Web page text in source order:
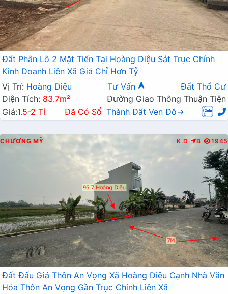
Đất Phân Lô 2 Mặt Tiến Tại Hoàng Diệu Sát Trục Chính
Kinh Doanh Liên Xã Giá Chỉ Hơn Tỷ
Vị Trí: Hoàng Diệu Tư Vấn
Đất Thổ Cư
Diện Tích: 83.7m²
Đường Giao Thông Thuận Tiện
Giá:1.5-2 Tỉ Đã Có Sổ Thành Đất Ven Đô→
CHƯƠNG MỸ K.D B 1945
Đất Đấu Giá Thôn An Vọng Xã Hoàng Diệu Cạnh Nhà Văn
Hóa Thôn An Vọng Gần Trục Chính Liên Xã